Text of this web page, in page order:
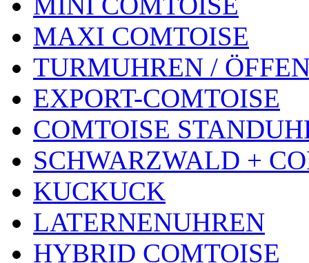
MAXI COMTOISE
TURMUHREN /
EXPORT-COMTOISE
COMTOISE
SCHWARZWALD +
KUCKUCK
LATERNENUHREN
HYBRID COMTOISE